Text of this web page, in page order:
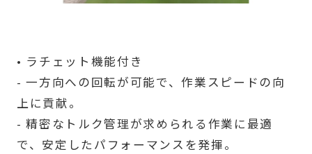
• ラチェット機能付き
- 一方向への回転が可能で、作業スピードの向
上に貢献。
- 精密なトルク管理が求められる作業に最適
で、安定したパフォーマンスを発揮。